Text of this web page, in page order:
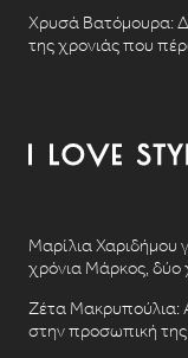
Χρυσά Βατόμουρα:
της χρονιάς που
Μαρίλια Χαριδήμου
χρόνια Μάρκος, δύο
Ζέτα Μακρυπούλια:
στην προσωπική